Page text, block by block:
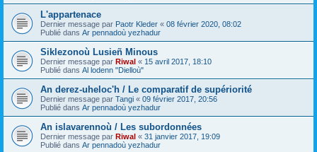
L'appartenace
Dernier message par Paotr Kleder « 08 février 2020, 08:02
Publié dans Ar pennadoù yezhadur
Siklezonoù Lusieñ Minous
Dernier message par Riwal « 15 avril 2017, 18:10
Publié dans Al lodenn "Dielloù"
An derez-uheloc'h / Le comparatif de supériorité
Dernier message par Tangi « 09 février 2017, 20:56
Publié dans Ar pennadoù yezhadur
An islavarennoù / Les subordonnées
Dernier message par Riwal « 31 janvier 2017, 19:09
Publié dans Ar pennadoù yezhadur